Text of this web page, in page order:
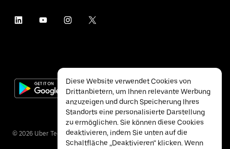
© 2026 Uber Technologies Inc.
Diese Website verwendet Cookies von
Drittanbietern, um Ihnen relevante Werbung
anzuzeigen und durch Speicherung Ihres
Standorts eine personalisierte Darstellung
zu ermöglichen. Sie können diese Cookies
deaktivieren, indem Sie unten auf die
Schaltfläche „Deaktivieren“ klicken. Wenn